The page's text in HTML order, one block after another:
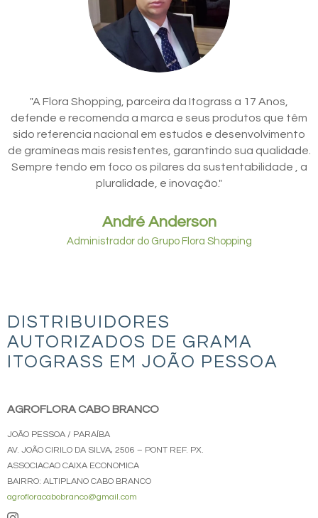
"A Flora Shopping, parceira da Itograss a 17 Anos,
defende e recomenda a marca e seus produtos que têm
sido referencia nacional em estudos e desenvolvimento
de gramíneas mais resistentes, garantindo sua qualidade.
Sempre tendo em foco os pilares da sustentabilidade , a
pluralidade, e inovação."
André Anderson
Administrador do Grupo Flora Shopping
DISTRIBUIDORES
AUTORIZADOS DE GRAMA
ITOGRASS EM JOÃO PESSOA
AGROFLORA CABO BRANCO
JOÃO PESSOA / PARAÍBA
AV. JOÃO CIRILO DA SILVA, 2506 – PONT REF. PX.
ASSOCIACAO CAIXA ECONOMICA
BAIRRO: ALTIPLANO CABO BRANCO
agrofloracabobranco@gmail.com